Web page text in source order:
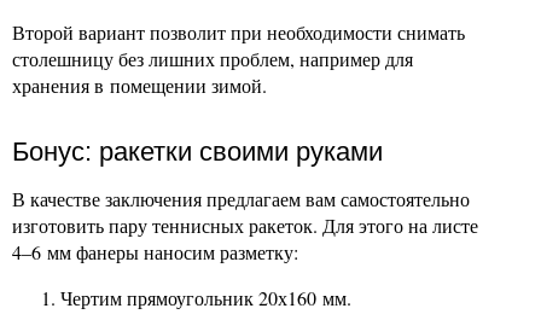
Второй вариант позволит при необходимости снимать
столешницу без лишних проблем, например для
хранения в помещении зимой.
Бонус: ракетки своими руками
В качестве заключения предлагаем вам самостоятельно
изготовить пару теннисных ракеток. Для этого на листе
4–6 мм фанеры наносим разметку:
Чертим прямоугольник 20х160 мм.